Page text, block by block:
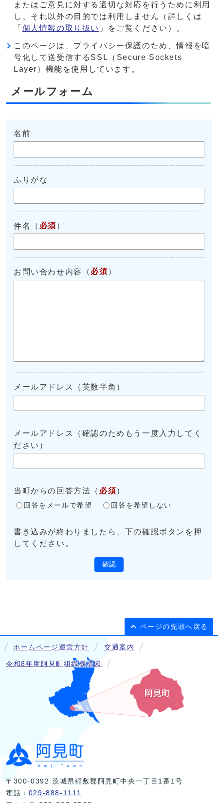
またはご意見に対する適切な対応を行うために利用
し、それ以外の目的では利用しません（詳しくは
「 個人情報の取り扱い 」をご覧ください）。
このページは、プライバシー保護のため、情報を暗
号化して送受信するSSL（Secure Sockets
Layer）機能を使用しています。
メールフォーム
名前
ふりがな
件名 （ 必須 ）
お問い合わせ内容 （ 必須 ）
メールアドレス（英数半角）
メールアドレス（確認のためもう一度入力してく
ださい）
当町からの回答方法 （ 必須 ）
回答をメールで希望 回答を希望しない
書き込みが終わりましたら、下の確認ボタンを押
してください。
確認
ページの先頭へ戻る
ホームページ運営方針 交通案内
令和8年度阿見町組織機構図
〒300-0392 茨城県稲敷郡阿見町中央一丁目1番1号
電話： 029-888-1111